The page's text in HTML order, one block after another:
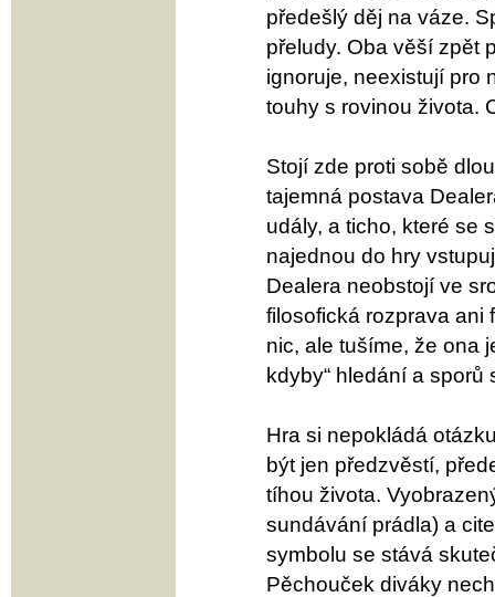
předešlý děj na váze.
přeludy. Oba věší zpět
ignoruje, neexistují pro
touhy s rovinou života.
Stojí zde proti sobě
tajemná postava
udály, a ticho, které se
najednou do hry
Dealera neobstojí ve
filosofická rozprava ani
nic, ale tušíme, že ona
kdyby“ hledání a
Hra si nepokládá
být jen předzvěstí,
tíhou života.
sundávání prádla) a
symbolu se stává
Pěchouček diváky